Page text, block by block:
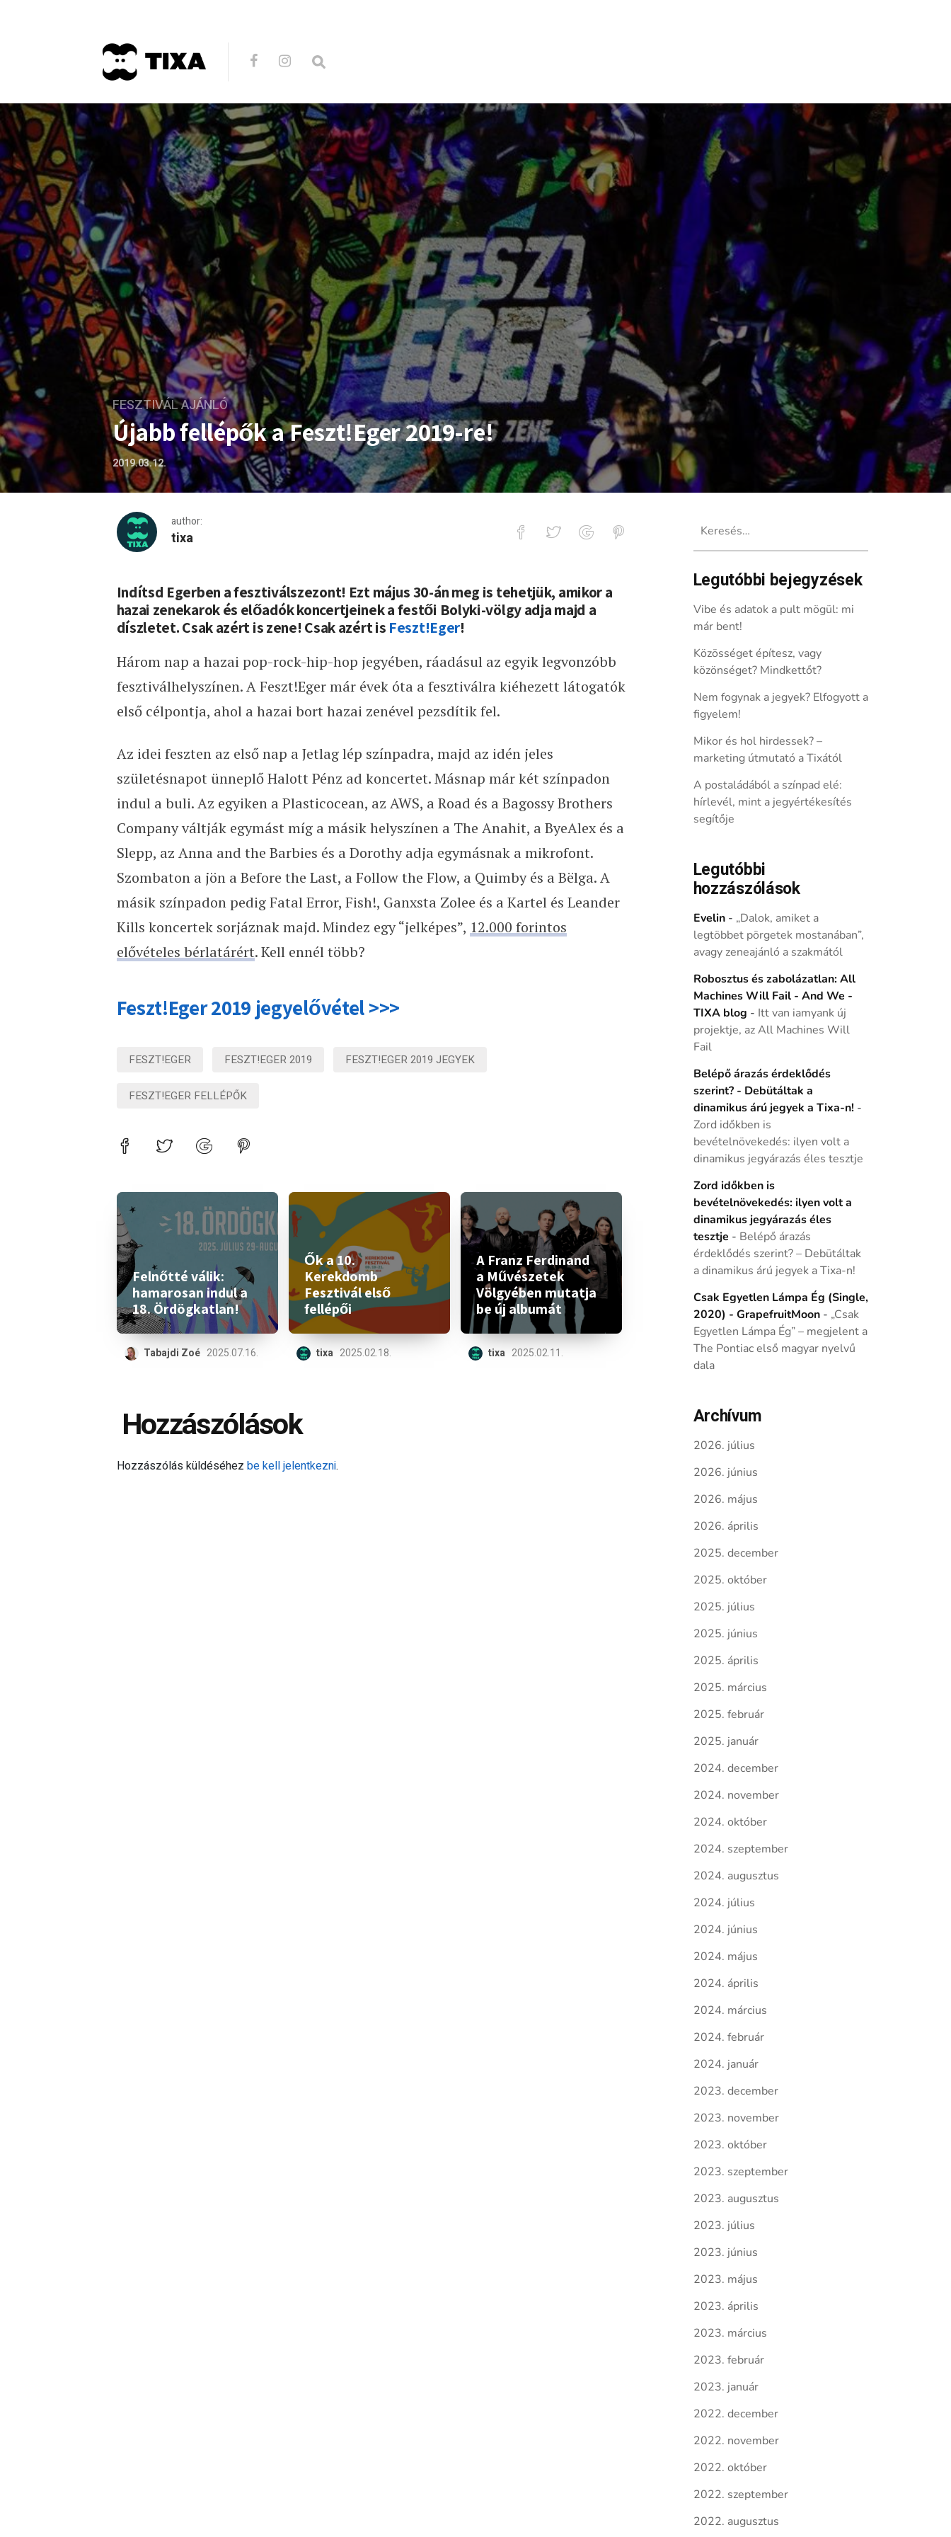
FESZTIVÁL AJÁNLÓ
Újabb fellépők a Feszt!Eger 2019-re!
2019.03.12.
author:
tixa
Újabb fellépők a Feszt!Eger 2019-re!
Indítsd Egerben a fesztiválszezont! Ezt május 30-án meg is tehetjük, amikor a
hazai zenekarok és előadók koncertjeinek a festői Bolyki-völgy adja majd a
díszletet. Csak azért is zene! Csak azért is Feszt!Eger!
Három nap a hazai pop-rock-hip-hop jegyében, ráadásul az egyik legvonzóbb
fesztiválhelyszínen. A Feszt!Eger már évek óta a fesztiválra kiéhezett látogatók
első célpontja, ahol a hazai bort hazai zenével pezsdítik fel.
Az idei feszten az első nap a Jetlag lép színpadra, majd az idén jeles
születésnapot ünneplő Halott Pénz ad koncertet. Másnap már két színpadon
indul a buli. Az egyiken a Plasticocean, az AWS, a Road és a Bagossy Brothers
Company váltják egymást míg a másik helyszínen a The Anahit, a ByeAlex és a
Slepp, az Anna and the Barbies és a Dorothy adja egymásnak a mikrofont.
Szombaton a jön a Before the Last, a Follow the Flow, a Quimby és a Bëlga. A
másik színpadon pedig Fatal Error, Fish!, Ganxsta Zolee és a Kartel és Leander
Kills koncertek sorjáznak majd. Mindez egy “jelképes”, 12.000 forintos
elővételes bérlatárért. Kell ennél több?
Feszt!Eger 2019 jegyelővétel >>>
FESZT!EGER FESZT!EGER 2019 FESZT!EGER 2019 JEGYEK
FESZT!EGER FELLÉPŐK
Felnőtté válik:
hamarosan indul a
18. Ördögkatlan!
Tabajdi Zoé 2025.07.16.
Ők a 10.
Kerekdomb
Fesztivál első
fellépői
tixa 2025.02.18.
A Franz Ferdinand
a Művészetek
Völgyében mutatja
be új albumát
tixa 2025.02.11.
Hozzászólások
Hozzászólás küldéséhez be kell jelentkezni.
Legutóbbi bejegyzések
Vibe és adatok a pult mögül: mi
már bent!
Közösséget építesz, vagy
közönséget? Mindkettőt?
Nem fogynak a jegyek? Elfogyott a
figyelem!
Mikor és hol hirdessek? –
marketing útmutató a Tixától
A postaládából a színpad elé:
hírlevél, mint a jegyértékesítés
segítője
Legutóbbi
hozzászólások
Evelin- „Dalok, amiket a
legtöbbet pörgetek mostanában”,
avagy zeneajánló a szakmától
Robosztus és zabolázatlan: All
Machines Will Fail - And We -
TIXA blog - Itt van iamyank új
projektje, az All Machines Will
Fail
Belépő árazás érdeklődés
szerint? - Debütáltak a
dinamikus árú jegyek a Tixa-n! -
Zord időkben is
bevételnövekedés: ilyen volt a
dinamikus jegyárazás éles tesztje
Zord időkben is
bevételnövekedés: ilyen volt a
dinamikus jegyárazás éles
tesztje - Belépő árazás
érdeklődés szerint? – Debütáltak
a dinamikus árú jegyek a Tixa-n!
Csak Egyetlen Lámpa Ég (Single,
2020) - GrapefruitMoon- „Csak
Egyetlen Lámpa Ég” – megjelent a
The Pontiac első magyar nyelvű
dala
Archívum
2026. július
2026. június
2026. május
2026. április
2025. december
2025. október
2025. július
2025. június
2025. április
2025. március
2025. február
2025. január
2024. december
2024. november
2024. október
2024. szeptember
2024. augusztus
2024. július
2024. június
2024. május
2024. április
2024. március
2024. február
2024. január
2023. december
2023. november
2023. október
2023. szeptember
2023. augusztus
2023. július
2023. június
2023. május
2023. április
2023. március
2023. február
2023. január
2022. december
2022. november
2022. október
2022. szeptember
2022. augusztus